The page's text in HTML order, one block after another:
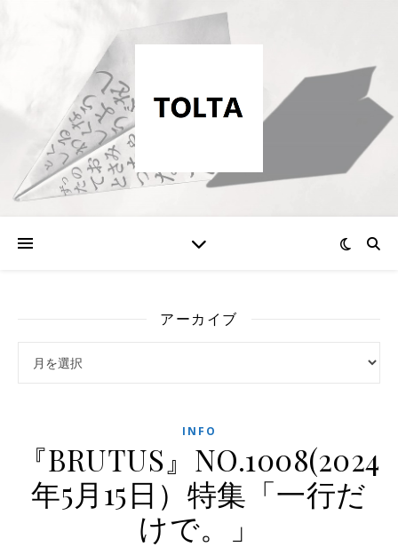
アーカイブ
INFO
『BRUTUS』NO.1008(2024
年5月15日）特集「一行だ
けで。」